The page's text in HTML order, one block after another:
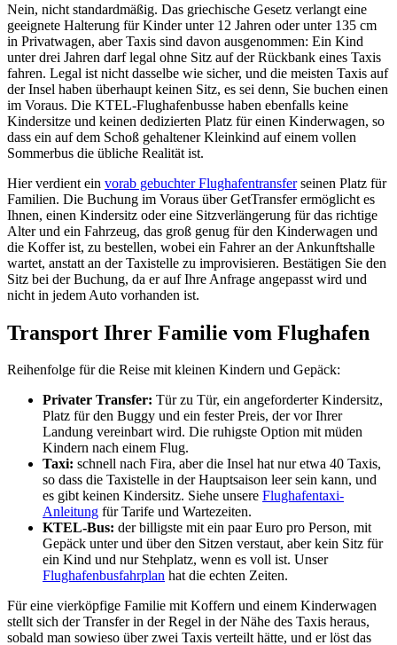
Nein, nicht standardmäßig. Das griechische Gesetz verlangt eine
geeignete Halterung für Kinder unter 12 Jahren oder unter 135 cm
in Privatwagen, aber Taxis sind davon ausgenommen: Ein Kind
unter drei Jahren darf legal ohne Sitz auf der Rückbank eines Taxis
fahren. Legal ist nicht dasselbe wie sicher, und die meisten Taxis auf
der Insel haben überhaupt keinen Sitz, es sei denn, Sie buchen einen
im Voraus. Die KTEL-Flughafenbusse haben ebenfalls keine
Kindersitze und keinen dedizierten Platz für einen Kinderwagen, so
dass ein auf dem Schoß gehaltener Kleinkind auf einem vollen
Sommerbus die übliche Realität ist.
Hier verdient ein vorab gebuchter Flughafentransferseinen Platz für
Familien. Die Buchung im Voraus über GetTransfer ermöglicht es
Ihnen, einen Kindersitz oder eine Sitzverlängerung für das richtige
Alter und ein Fahrzeug, das groß genug für den Kinderwagen und
die Koffer ist, zu bestellen, wobei ein Fahrer an der Ankunftshalle
wartet, anstatt an der Taxistelle zu improvisieren. Bestätigen Sie den
Sitz bei der Buchung, da er auf Ihre Anfrage angepasst wird und
nicht in jedem Auto vorhanden ist.
Transport Ihrer Familie vom Flughafen
Reihenfolge für die Reise mit kleinen Kindern und Gepäck:
Privater Transfer: Tür zu Tür, ein angeforderter Kindersitz,
Platz für den Buggy und ein fester Preis, der vor Ihrer
Landung vereinbart wird. Die ruhigste Option mit müden
Kindern nach einem Flug.
Taxi: schnell nach Fira, aber die Insel hat nur etwa 40 Taxis,
so dass die Taxistelle in der Hauptsaison leer sein kann, und
es gibt keinen Kindersitz. Siehe unsere Flughafentaxi-
Anleitung für Tarife und Wartezeiten.
KTEL-Bus: der billigste mit ein paar Euro pro Person, mit
Gepäck unter und über den Sitzen verstaut, aber kein Sitz für
ein Kind und nur Stehplatz, wenn es voll ist. Unser
Flughafenbusfahrplan hat die echten Zeiten.
Für eine vierköpfige Familie mit Koffern und einem Kinderwagen
stellt sich der Transfer in der Regel in der Nähe des Taxis heraus,
sobald man sowieso über zwei Taxis verteilt hätte, und er löst das